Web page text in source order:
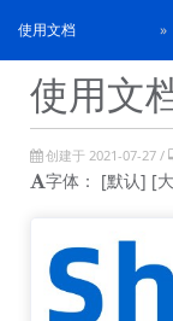
使用文档
使用文
创建于 2021-07-27 /
字体： [默认] [